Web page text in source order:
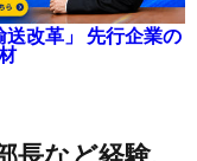
改革」 先行企業の